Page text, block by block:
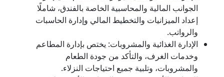
الجوانب المالية والمحاسبية الخاصة بالفندق، شاملًا
إعداد الميزانيات والتخطيط المالي وإدارة الحاسبات
والرواتب.
الإدارة الغذائية والمشروبات: يختص بإدارة المطاعم
وخدمات الغرف، والتأكد من جودة الطعام
والمشروبات، وتلبية جميع احتياجات النزلاء.